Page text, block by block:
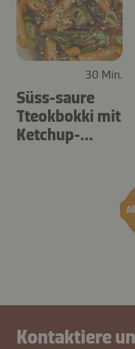
30 Min.
Süss-saure
Tteokbokki mit
Ketchup-
Kontaktiere